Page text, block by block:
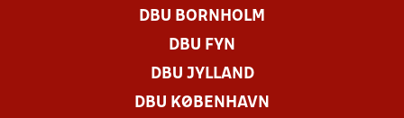
DBU BORNHOLM
DBU FYN
DBU JYLLAND
DBU KØBENHAVN